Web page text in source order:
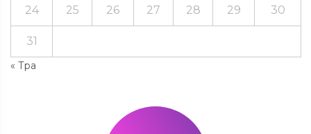
« Тра
24 25 26 27 28 29 30
31